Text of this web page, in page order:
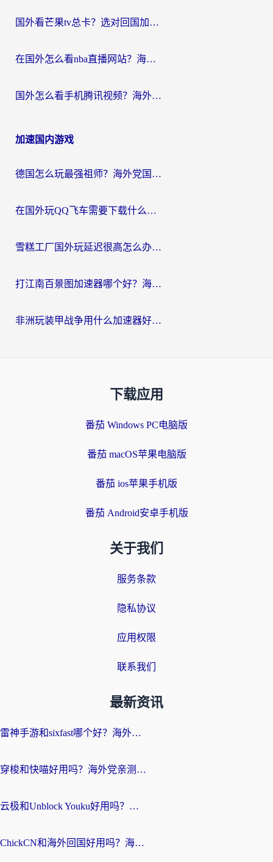
国外看芒果tv总卡？选对回国加速器，轻松追《浪姐》不费劲
在国外怎么看nba直播网站？海外党专属体育观赛指南，告别地区限制！
国外怎么看手机腾讯视频？海外党亲测有效的追剧加速器选择指南
加速国内游戏
德国怎么玩最强祖师？海外党国服游戏加速器选择全攻略（附宝可梦Online实测）
在国外玩QQ飞车需要下载什么加速器呢？海外党亲测有效的国服游戏加速指南
雪糕工厂国外玩延迟很高怎么办？海外玩家国服游戏加速终极攻略（附实测推荐）
打江南百景图加速器哪个好？海外党踩坑N次后，终于找到不卡的秘诀
非洲玩装甲战争用什么加速器好？海外党亲测有效的国服游戏加速方案
下载应用
番茄 Windows PC电脑版
番茄 macOS苹果电脑版
番茄 ios苹果手机版
番茄 Android安卓手机版
关于我们
服务条款
隐私协议
应用权限
联系我们
最新资讯
雷神手游和sixfast哪个好？海外党亲测3款回国加速器，教你选对不踩坑
穿梭和快喵好用吗？海外党亲测：小众加速器对比+番茄加速器深度体验
云极和Unblock Youku好用吗？海外党亲测+2026回国加速器避坑指南
ChickCN和海外回国好用吗？海外党2026亲测：从手游到影音，选对加速器的3个关键